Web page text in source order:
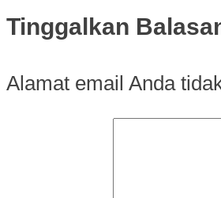
Tinggalkan
Alamat email Anda